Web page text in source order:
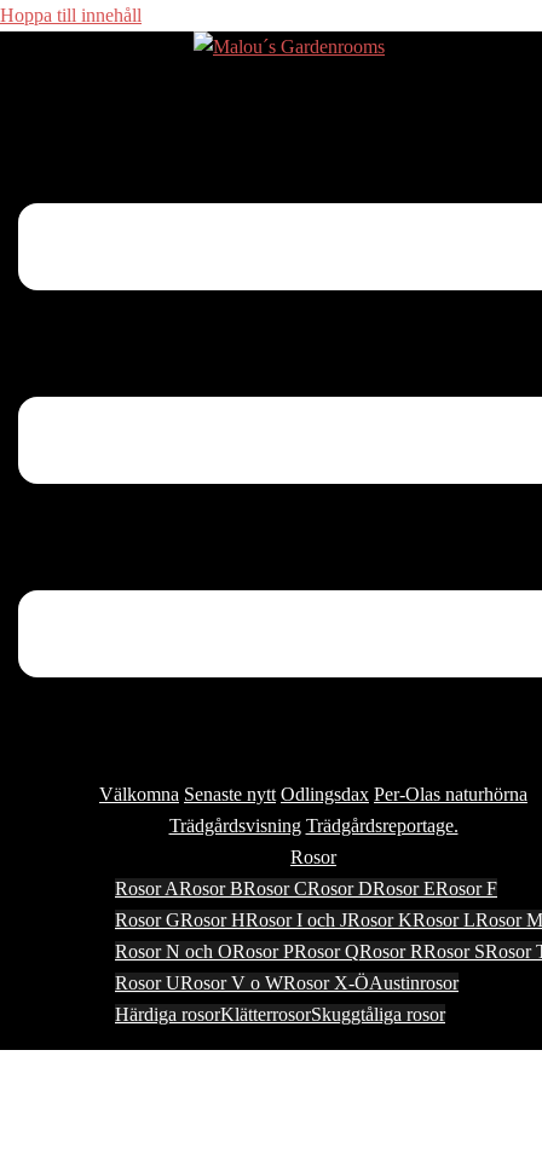
Hoppa till innehåll
Välkomna Senaste nytt Odlingsdax Per-Olas naturhörna
Trädgårdsvisning Trädgårdsreportage.
Rosor
Rosor ARosor BRosor CRosor DRosor ERosor F
Rosor GRosor HRosor I och JRosor KRosor LRosor M
Rosor N och ORosor PRosor QRosor RRosor SRosor
Rosor URosor V o WRosor X-ÖAustinrosor
Härdiga rosorKlätterrosorSkuggtåliga rosor